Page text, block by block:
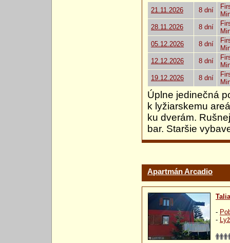
21.11.2026 8 dní
28.11.2026
8 dní
05.12.2026
8 dní
12.12.2026
8 dní
19.12.2026
8 dní
Úplne jedinečná
k lyžiarskemu
ku dverám.
bar. Staršie
Apartmán Arcadio
-
-